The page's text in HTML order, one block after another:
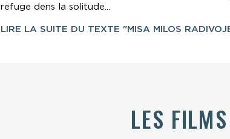
refuge dens la solitude...
LIRE LA SUITE DU TEXTE "MISA MILOS
LES